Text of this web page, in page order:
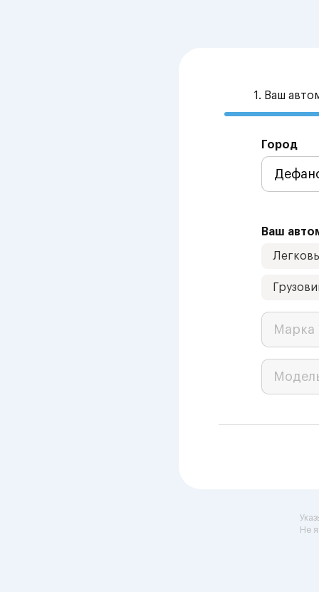
1. Ваш
Город
Ваш
Марка
Не